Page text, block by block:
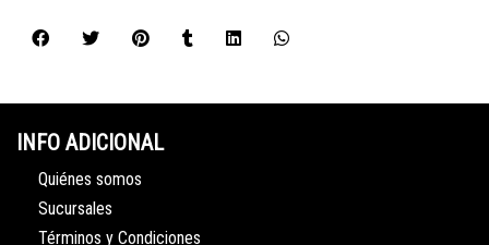
INFO ADICIONAL
Quiénes somos
Sucursales
Términos y Condiciones